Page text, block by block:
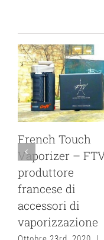
French Touch
Vaporizer –
produttore
francese di
accessori di
vaporizzazione